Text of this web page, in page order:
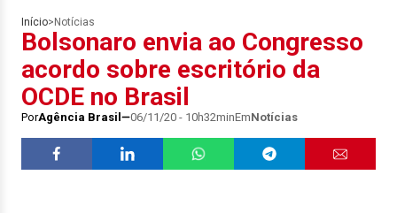
Início> Notícias
Bolsonaro envia ao Congresso
acordo sobre escritório da
OCDE no Brasil
PorAgência Brasil 06/11/20 - 10h32minEmNotícias